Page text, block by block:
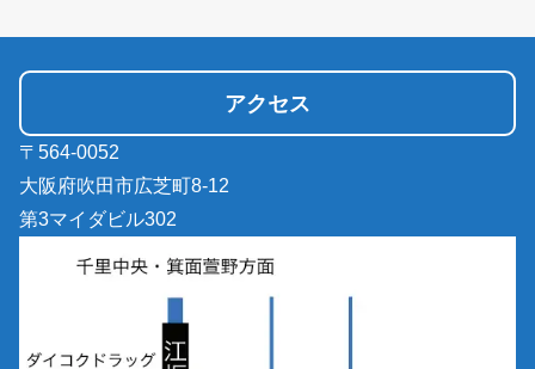
アクセス
〒564-0052
大阪府吹田市広芝町8-12
第3マイダビル302